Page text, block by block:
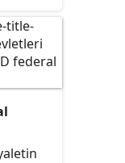
47.